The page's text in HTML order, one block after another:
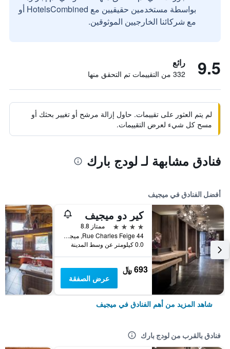
بواسطة مستخدمين حقيقيين مع HotelsCombined أو
مع شركائنا الخارجيين الموثوقين.
9.5 رائع
332 من التقييمات تم التحقق منها
لم يتم العثور على تقييمات. حاول إزالة مرشح أو تغيير بحثك أو
مسح كل شيء لعرض التقييمات.
فنادق مشابهة لـ لودج بارك
أفضل الفنادق في ميجيف
كير دو ميجيف
4 نجوم
ممتاز 8.8
44 Rue Charles Feige, ميجيف, إقليم سافوا العليا, فرنسا
0.0 كيلومتر عن وسط المدينة
693 ﷼
عرض الصفقة
شاهد المزيد من أهم الفنادق في ميجيف
فنادق بالقرب من لودج بارك